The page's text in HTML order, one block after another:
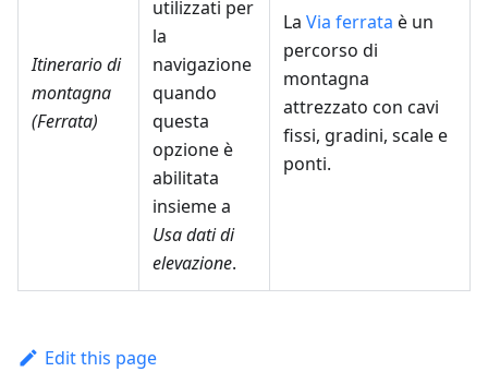
Itinerario di
montagna
(Ferrata)
utilizzati per
la
navigazione
quando
questa
opzione è
abilitata
insieme a
Usa dati di
elevazione.
La Via ferrata è un
percorso di
montagna
attrezzato con cavi
fissi, gradini, scale e
ponti.
Edit this page